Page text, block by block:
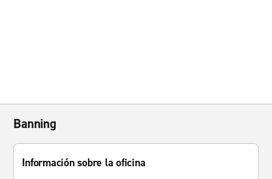
Banning
Información sobre la oficina